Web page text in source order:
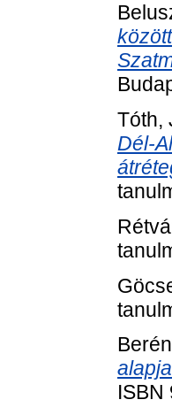
Tóth,
Dél-
ISBN